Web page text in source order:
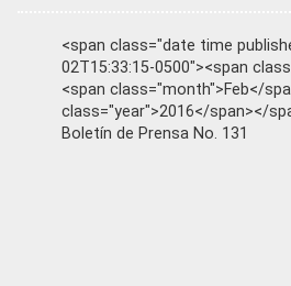
<span class="date time
02T15:33:15-0500"><span
<span class="month">Feb</
class="year">2016</span></
Boletín de Prensa No. 131